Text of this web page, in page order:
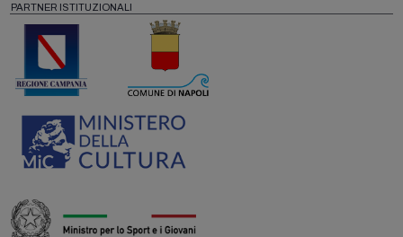
PARTNER ISTITUZIONALI